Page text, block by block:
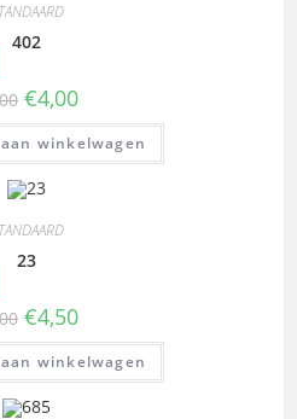
402
€4,00
winkelwagen
23
€4,50
winkelwagen